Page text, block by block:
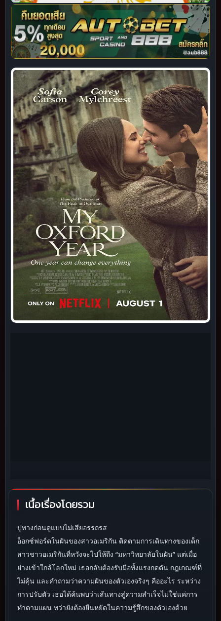
เนื้อเรื่องโดยรวม
ปูทางก่อนดูแบบไม่เสียอรรถรส
อ็อกซ์ฟอร์ดในฝันของสาวอเมริกัน ติดตามการเดินทางของเด็ก
สาวชาวอเมริกันที่หวังจะไปให้ถึง “มหาวิทยาลัยในฝัน” แต่เมื่อ
ย่างเข้าใกล้โลกใหม่ เธอกลับต้องรับมือทั้งแรงกดดัน กฎเกณฑ์ที่
ไม่คุ้น และคำถามว่าความฝันของตัวเองจริงๆ คืออะไร ระหว่าง
การปรับตัว เธอได้ค้นพบว่าเส้นทางสู่ความสำเร็จไม่ใช่แค่การ
ทำตามแผน ทว่ายังต้องยืนหยัดในความรู้สึกของตัวเองด้วย